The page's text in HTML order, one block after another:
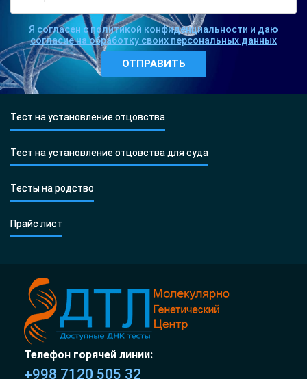
Я согласен с политикой конфиденциальности и даю
согласие на обработку своих персональных данных
Тест на установление отцовства
Тест на установление отцовства для суда
Тесты на родство
Прайс лист
Телефон горячей линии:
+998 7120 505 32